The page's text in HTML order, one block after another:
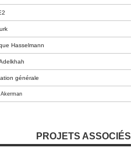
Hasselmann
générale
PROJETS ASSOCIÉS